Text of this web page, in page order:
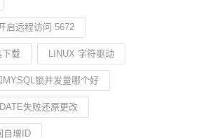
启远程访问 5672
下载 LINUX 字符驱动
MYSQL锁并发量哪个好
失败还原更改
自增ID